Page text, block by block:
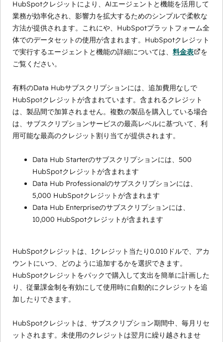
HubSpotクレジットにより、AIエージェントと機能を活用して
業務が効率化され、影響力を拡大するためのシンプルで柔軟な
方法が提供されます。これにや、HubSpotプラットフォーム全
体でのデータセットの使用が含まれます。HubSpotクレジット
で実行するエージェントと機能の詳細については、 料金表
を
ご覧ください。
有料のData Hubサブスクリプションには、追加費用なしで
HubSpotクレジットが含まれています。含まれるクレジット
は、製品間で加算されません。複数の製品を購入している場合
は、サブスクリプションサービスの最高レベルに基づいて、利
用可能な最高のクレジット割り当てが提供されます。
Data Hub Starterのサブスクリプションには、500
HubSpotクレジットが含まれます
Data Hub Professionalのサブスクリプションには、
5,000 HubSpotクレジットが含まれます
Data Hub Enterpriseのサブスクリプションには、
10,000 HubSpotクレジットが含まれます
HubSpotクレジットは、1クレジット当たり0.010ドルで、アカ
ウントにいつ、どのように追加するかを選択できます。
HubSpotクレジットをパックで購入して支出を簡単に計画した
り、従量課金制を有効にして使用時に自動的にクレジットを追
加したりできます。
HubSpotクレジットは、サブスクリプション期間中、毎月リセ
ットされます。未使用のクレジットは翌月に繰り越されませ